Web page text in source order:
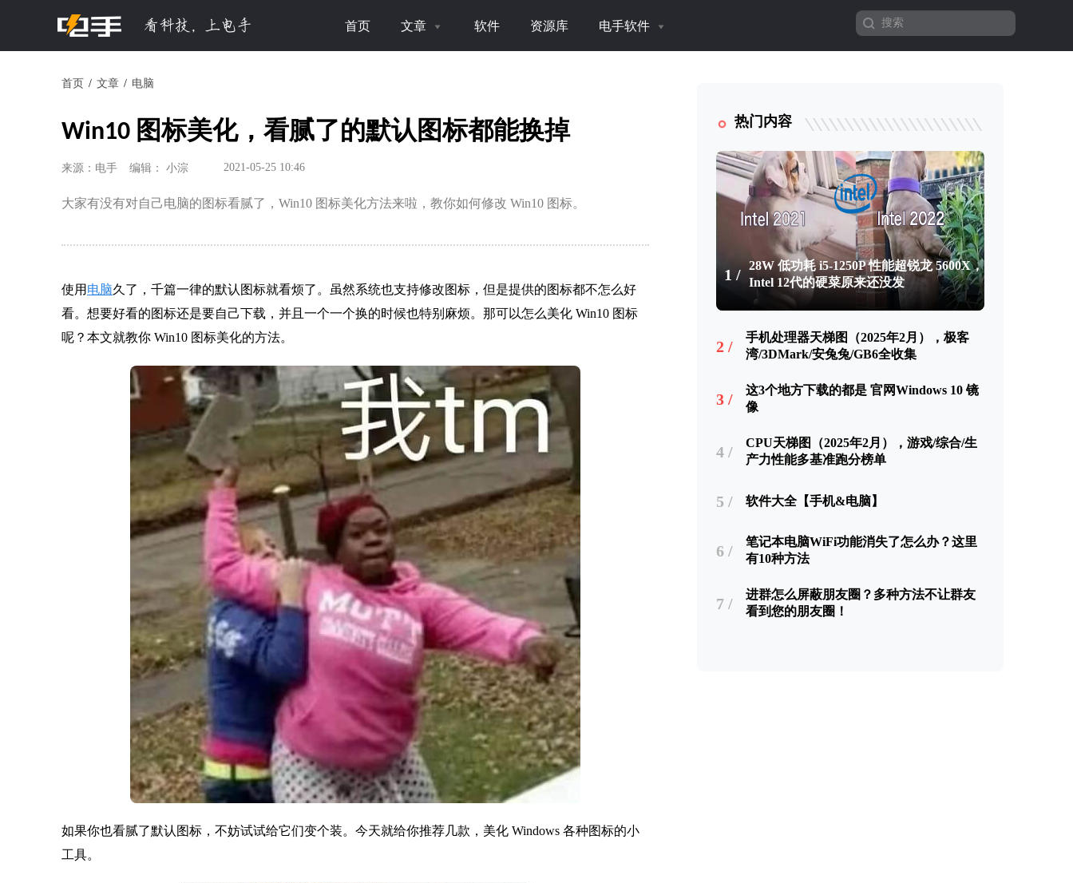
首页 文章 软件 资源库 电手软件
首页 文章 电脑
Win10 图标美化，看腻了的默认图标都能换掉
来源：电手 编辑： 小淙 2021-05-25 10:46
大家有没有对自己电脑的图标看腻了，Win10 图标美化方法来啦，教你如何修改 Win10 图标。
使用 电脑久了，千篇一律的默认图标就看烦了。虽然系统也支持修改图标，但是提供的图标都不怎么好
看。想要好看的图标还是要自己下载，并且一个一个换的时候也特别麻烦。那可以怎么美化 Win10 图标
呢？本文就教你 Win10 图标美化的方法。
如果你也看腻了默认图标，不妨试试给它们变个装。今天就给你推荐几款，美化 Windows 各种图标的小
工具。
热门内容
1 /
28W 低功耗 i5-1250P 性能超锐龙 5600X，
Intel 12代的硬菜原来还没发
2 /
手机处理器天梯图（2025年2月），极客
湾/3DMark/安兔兔/GB6全收集
3 /
这3个地方下载的都是 官网Windows 10 镜
像
4 /
CPU天梯图（2025年2月），游戏/综合/生
产力性能多基准跑分榜单
5 / 软件大全【手机&电脑】
6 /
笔记本电脑WiFi功能消失了怎么办？这里
有10种方法
7 /
进群怎么屏蔽朋友圈？多种方法不让群友
看到您的朋友圈！